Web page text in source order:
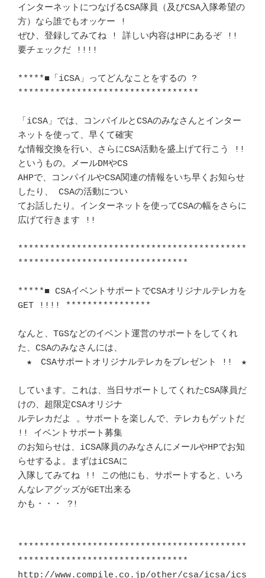
インターネットにつなげるCSA隊員（及びCSA入隊希望の
方）なら誰でもオッケー !
ぜひ、登録してみてね ! 詳しい内容はHPにあるぞ !!
要チェックだ !!!!
*****■「iCSA」ってどんなことをするの ?
**********************************
「iCSA」では、コンパイルとCSAのみなさんとインター
ネットを使って、早くて確実
な情報交換を行い、さらにCSA活動を盛上げて行こう !!
というもの。メールDMやCS
AHPで、コンパイルやCSA関連の情報をいち早くお知らせ
したり、 CSAの活動につい
てお話したり。インターネットを使ってCSAの幅をさらに
広げて行きます !!
*******************************************
********************************
*****■ CSAイベントサポートでCSAオリジナルテレカを
GET !!!! ****************
なんと、TGSなどのイベント運営のサポートをしてくれ
た、CSAのみなさんには、
★　CSAサポートオリジナルテレカをプレゼント !!　★
しています。これは、当日サポートしてくれたCSA隊員だ
けの、超限定CSAオリジナ
ルテレカだよ 。サポートを楽しんで、テレカもゲットだ
!! イベントサポート募集
のお知らせは、iCSA隊員のみなさんにメールやHPでお知
らせするよ。まずはiCSAに
入隊してみてね !! この他にも、サポートすると、いろ
んなレアグッズがGET出来る
かも・・・ ?!
*******************************************
********************************
http://www.compile.co.jp/other/csa/icsa/ics